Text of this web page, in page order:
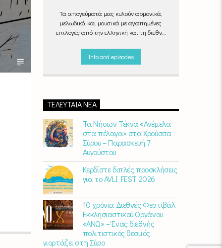
Τα απογεύματά μας κυλούν αρμονικά,
μελωδικά και μουσικά με αγαπημένες
επιλογές από την ελληνική και τη διεθνή
δουλειά, στη βόλτα ή στον απογευματινό
καφέ στην πιο αναπαυτική γωνιά του
Καθημερινά & Σαββατοκύριακα 17:00 –
Info and episodes
ΤΕΛΕΥΤΑΊΑ ΝΈΑ
Τα Νήσων Τέκνα «Ανέμελα
στα πέλαγα» στα Χρούσσα
Σύρου – Παρασκευή 7
Αυγούστου
Κερδίστε διπλές προσκλήσεις
για το AVLI FEST 2026
10 χρόνια Διεθνές Φεστιβάλ
Εκκλησιαστικού Οργάνου
«ΑΝΩ» – Ένας διεθνής
πολιτιστικός θεσμός
γιορτάζει στη Σύρο​